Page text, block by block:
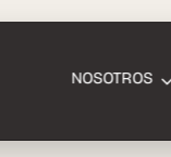
NOSOTROS